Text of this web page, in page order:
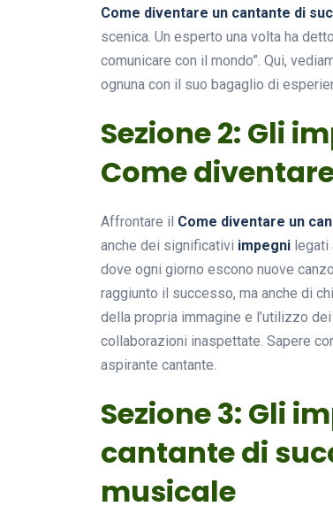
Come diventare un cantante di
scenica. Un esperto una volta ha
comunicare con il mondo”. Qui,
ognuna con il suo bagaglio di
Sezione 2: Gli
Come
Affrontare il Come diventare un
anche dei significativi impegni
dove ogni giorno escono nuove
raggiunto il successo, ma anche di
della propria immagine e l’utilizzo
collaborazioni inaspettate. Sapere
aspirante cantante.
Sezione 3: Gli
cantante di
musicale